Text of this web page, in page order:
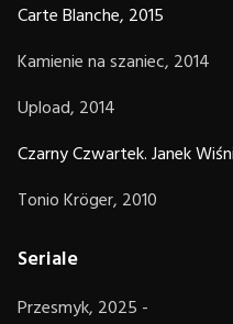
Carte Blanche, 2015
Kamienie na szaniec, 2014
Upload, 2014
Czarny Czwartek. Janek
Tonio Kröger, 2010
Seriale
Przesmyk, 2025 -